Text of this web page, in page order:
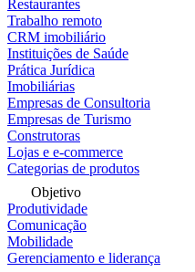
Restaurantes
Trabalho remoto
CRM imobiliário
Instituições de Saúde
Prática Jurídica
Imobiliárias
Empresas de Consultoria
Empresas de Turismo
Construtoras
Lojas e e-commerce
Categorias de produtos
Objetivo
Produtividade
Comunicação
Mobilidade
Gerenciamento e liderança